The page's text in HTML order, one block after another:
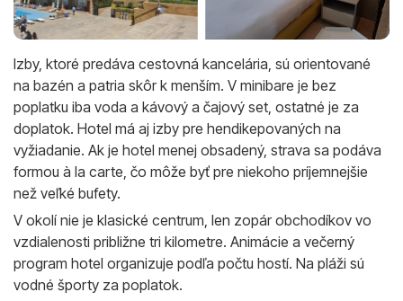
Izby, ktoré predáva cestovná kancelária, sú orientované
na bazén a patria skôr k menším. V minibare je bez
poplatku iba voda a kávový a čajový set, ostatné je za
doplatok. Hotel má aj izby pre hendikepovaných na
vyžiadanie. Ak je hotel menej obsadený, strava sa podáva
formou à la carte, čo môže byť pre niekoho príjemnejšie
než veľké bufety.
V okolí nie je klasické centrum, len zopár obchodíkov vo
vzdialenosti približne tri kilometre. Animácie a večerný
program hotel organizuje podľa počtu hostí. Na pláži sú
vodné športy za poplatok.